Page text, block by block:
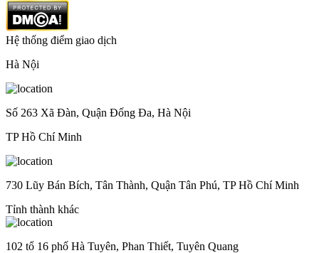
Hệ thống điểm giao dịch
Hà Nội
Số 263 Xã Đàn, Quận Đống Đa, Hà Nội
TP Hồ Chí Minh
730 Lũy Bán Bích, Tân Thành, Quận Tân Phú, TP Hồ Chí Minh
Tỉnh thành khác
102 tổ 16 phố Hà Tuyên, Phan Thiết, Tuyên Quang